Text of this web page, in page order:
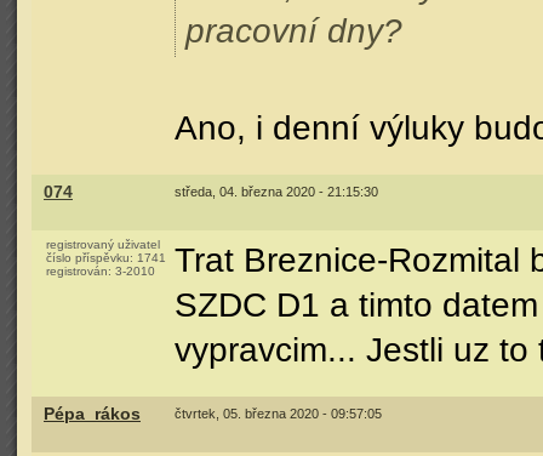
pracovní dny?
Ano, i denní výluky
074 středa, 04. března 2020 - 21:15:30
registrovaný uživatel
číslo příspěvku: 1741
registrován: 3-2010
Trat Breznice-Rozmital
SZDC D1 a timto
vypravcim... Jestli uz
Pépa_rákos čtvrtek, 05. března 2020 - 09:57:05